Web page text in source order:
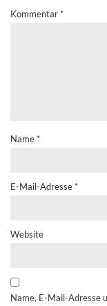
Kommentar *
Name *
E-Mail-Adresse *
Website
Name, E-Mail-Adresse